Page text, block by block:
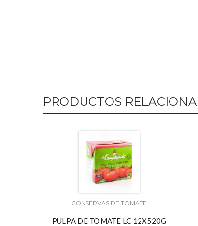
PRODUCTOS
CONSERVAS DE TOMATE
PULPA DE TOMATE LC 12X520G